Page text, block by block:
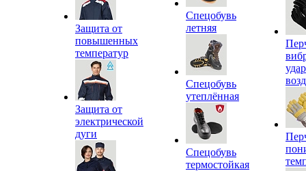
Защита от
повышенных
температур
Защита от
электрической
дуги
Спецобувь
летняя
Спецобувь
утеплённая
Спецобувь
термостойкая